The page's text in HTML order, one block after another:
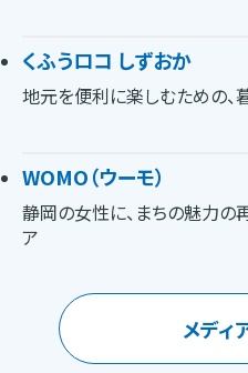
くふうロコ しずおか
地元を便利に楽しむための、
WOMO（ウーモ）
静岡の女性に、まちの魅力の
ア
メディ